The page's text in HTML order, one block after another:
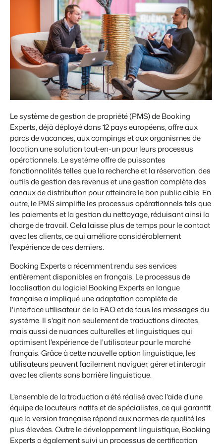
Présentation de Booking Experts
Découvrez les possibilités infinies de la plateforme Booking
Experts
Pour les Parcs de Vacances
Découvrez les avantages de Booking Experts pour un parc
de vacances
Découvrez les avantages de Booking Experts pour un
groupe
Le système de gestion de propriété (PMS) de Booking
Experts, déjà déployé dans 12 pays européens, offre aux
parcs de vacances, aux campings et aux organismes de
location une solution tout-en-un pour leurs processus
opérationnels. Le système offre de puissantes
fonctionnalités telles que la recherche et la réservation, des
outils de gestion des revenus et une gestion complète des
canaux de distribution pour atteindre le bon public cible. En
outre, le PMS simplifie les processus opérationnels tels que
les paiements et la gestion du nettoyage, réduisant ainsi la
charge de travail. Cela laisse plus de temps pour le contact
avec les clients, ce qui améliore considérablement
l'expérience de ces derniers.
Booking Experts a récemment rendu ses services
entièrement disponibles en français. Le processus de
localisation du logiciel Booking Experts en langue
française a impliqué une adaptation complète de
l'interface utilisateur, de la FAQ et de tous les messages du
système. Il s'agit non seulement de traductions directes,
mais aussi de nuances culturelles et linguistiques qui
optimisent l'expérience de l'utilisateur pour le marché
français. Grâce à cette nouvelle option linguistique, les
utilisateurs peuvent facilement naviguer, gérer et interagir
avec les clients sans barrière linguistique.
L'ensemble de la traduction a été réalisé avec l'aide d'une
équipe de locuteurs natifs et de spécialistes, ce qui garantit
que la version française répond aux normes de qualité les
plus élevées. Outre le développement linguistique, Booking
Experts a également suivi un processus de certification